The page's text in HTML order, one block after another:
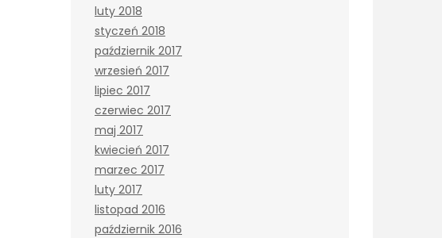
luty 2018
styczeń 2018
październik 2017
wrzesień 2017
lipiec 2017
czerwiec 2017
maj 2017
kwiecień 2017
marzec 2017
luty 2017
listopad 2016
październik 2016